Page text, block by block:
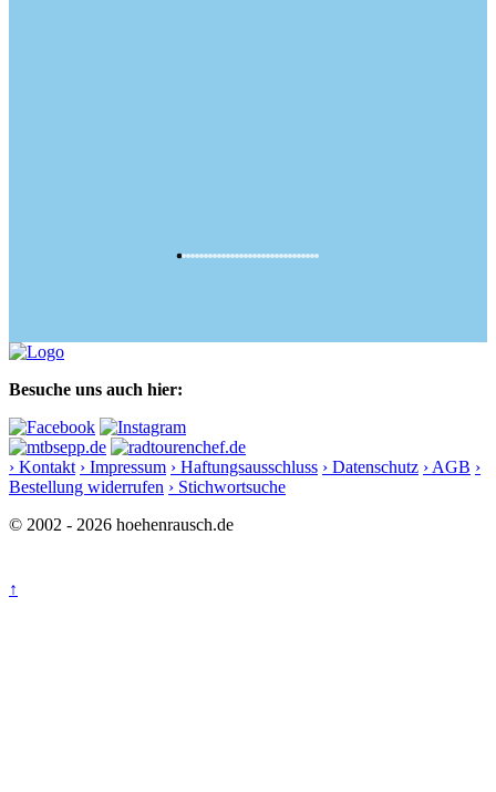
Besuche uns auch hier:
› Kontakt › Impressum › Haftungsausschluss › Datenschutz › AGB ›
Bestellung widerrufen › Stichwortsuche
© 2002 - 2026 hoehenrausch.de
↑